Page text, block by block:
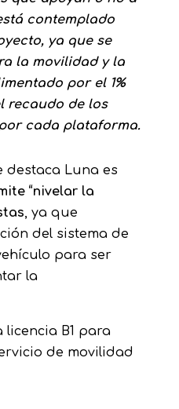
contemplado
ya que se
la movilidad y la
por el 1%
recaudo de los
cada plataforma.
destaca Luna es
“nivelar la
, ya que
del sistema de
para ser
la
licencia B1 para
de movilidad